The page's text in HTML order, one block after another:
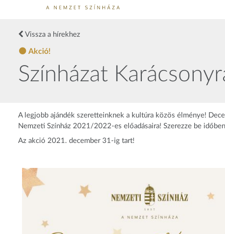
Vissza a hírekhez
Akció!
Színházat
A legjobb ajándék szeretteinknek a kultúra közös élménye!
Nemzeti Színház 2021/2022-es előadásaira! Szerezze be
Az akció 2021. december 31-ig tart!